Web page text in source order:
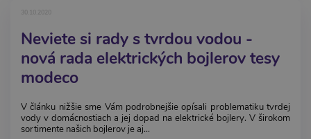
Neviete si rady s tvrdou vodou -
nová rada elektrických bojlerov tesy
modeco
V článku nižšie sme Vám podrobnejšie opísali problematiku tvrdej
vody v domácnostiach a jej dopad na elektrické bojlery. V širokom
sortimente našich bojlerov je aj...